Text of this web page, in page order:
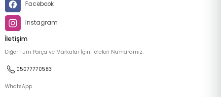
Facebook
Instagram
İletişim
Diğer Tüm Parça ve Markalar İçin Telefon Numaramız:
05077770583
WhatsApp